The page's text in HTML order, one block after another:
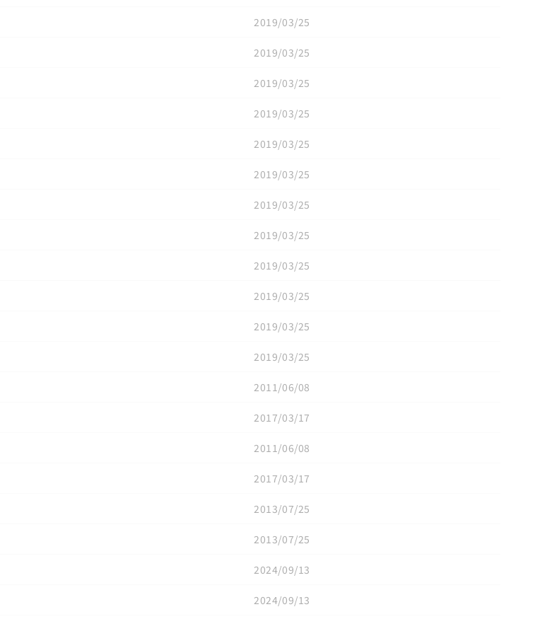
2019/03/25
2019/03/25
2019/03/25
2019/03/25
2019/03/25
2019/03/25
2019/03/25
2019/03/25
2019/03/25
2019/03/25
2019/03/25
2019/03/25
2011/06/08
2017/03/17
2011/06/08
2017/03/17
2013/07/25
2013/07/25
2024/09/13
2024/09/13